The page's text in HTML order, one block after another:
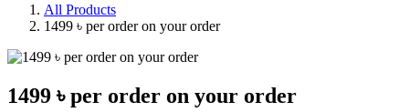
All Products
1499 ৳ per order on your order
1499 ৳ per order on your order